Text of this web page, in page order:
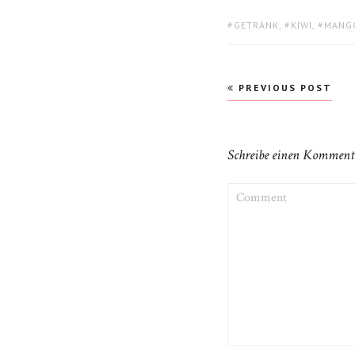
TAGS:
GETRÄNK, KIWI ,
Beitragsnavigation
PREVIOUS POST
Schreibe einen